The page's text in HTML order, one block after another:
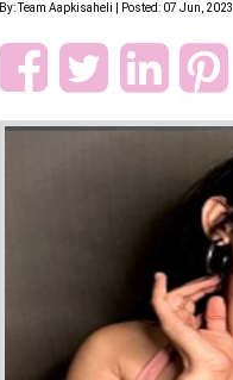
By: Team Aapkisaheli | Posted: 07 Jun, 2023